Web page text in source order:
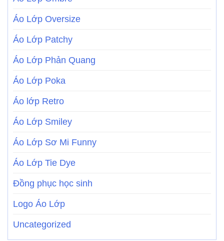
Áo Lớp Oversize
Áo Lớp Patchy
Áo Lớp Phản Quang
Áo Lớp Poka
Áo lớp Retro
Áo Lớp Smiley
Áo Lớp Sơ Mi Funny
Áo Lớp Tie Dye
Đồng phục học sinh
Logo Áo Lớp
Uncategorized